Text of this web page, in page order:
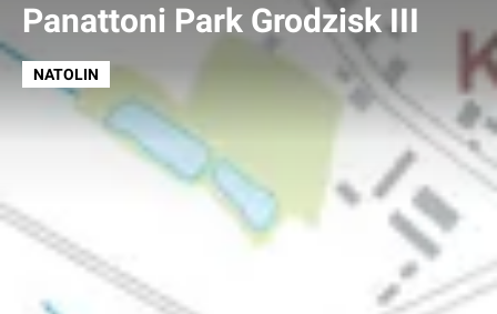
Panattoni Park Grodzisk III
NATOLIN